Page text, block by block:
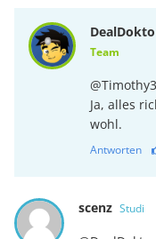
Team
Ja, alles
wohl.
Antworten
scenz Studi